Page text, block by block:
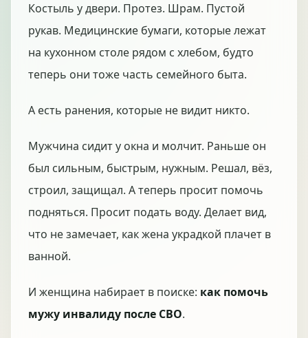
Костыль у двери. Протез. Шрам. Пустой
рукав. Медицинские бумаги, которые лежат
на кухонном столе рядом с хлебом, будто
теперь они тоже часть семейного быта.
А есть ранения, которые не видит никто.
Мужчина сидит у окна и молчит. Раньше он
был сильным, быстрым, нужным. Решал, вёз,
строил, защищал. А теперь просит помочь
подняться. Просит подать воду. Делает вид,
что не замечает, как жена украдкой плачет в
ванной.
И женщина набирает в поиске: как помочь
мужу инвалиду после СВО.